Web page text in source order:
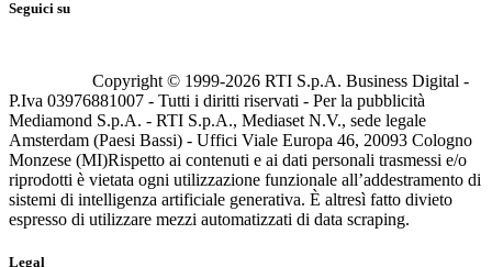
Seguici su
Copyright © 1999-2026 RTI S.p.A. Business Digital -
P.Iva 03976881007 - Tutti i diritti riservati - Per la pubblicità
Mediamond S.p.A. - RTI S.p.A., Mediaset N.V., sede legale
Amsterdam (Paesi Bassi) - Uffici Viale Europa 46, 20093 Cologno
Monzese (MI)Rispetto ai contenuti e ai dati personali trasmessi e/o
riprodotti è vietata ogni utilizzazione funzionale all’addestramento di
sistemi di intelligenza artificiale generativa. È altresì fatto divieto
espresso di utilizzare mezzi automatizzati di data scraping.
Legal